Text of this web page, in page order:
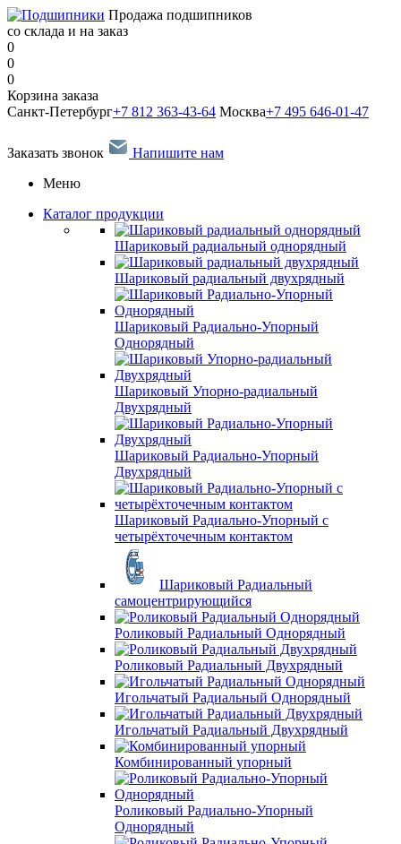
Продажа подшипников
со склада и на заказ
0
0
0
Корзина заказа
Санкт-Петербург+7 812 363-43-64 Москва+7 495 646-01-47
Заказать звонок
Напишите нам
Меню
Каталог продукции
Шариковый радиальный однорядный
Шариковый радиальный двухрядный
Шариковый Радиально-Упорный
Однорядный
Шариковый Упорно-радиальный
Двухрядный
Шариковый Радиально-Упорный
Двухрядный
Шариковый Радиально-Упорный с
четырёхточечным контактом
Шариковый Радиальный
самоцентрирующийся
Роликовый Радиальный Однорядный
Роликовый Радиальный Двухрядный
Игольчатый Радиальный Однорядный
Игольчатый Радиальный Двухрядный
Комбинированный упорный
Роликовый Радиально-Упорный
Однорядный